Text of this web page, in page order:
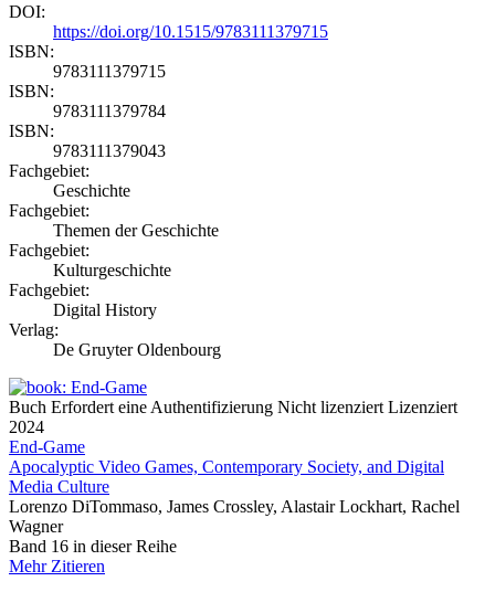
DOI:
https://doi.org/10.1515/9783111379715
ISBN:
9783111379715
ISBN:
9783111379784
ISBN:
9783111379043
Fachgebiet:
Geschichte
Fachgebiet:
Themen der Geschichte
Fachgebiet:
Kulturgeschichte
Fachgebiet:
Digital History
Verlag:
De Gruyter Oldenbourg
Buch Erfordert eine Authentifizierung Nicht lizenziert Lizenziert
2024
End-Game
Apocalyptic Video Games, Contemporary Society, and Digital
Media Culture
Lorenzo DiTommaso, James Crossley, Alastair Lockhart, Rachel
Wagner
Band 16 in dieser Reihe
Mehr Zitieren